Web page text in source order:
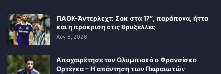
ΠΑΟΚ-Άντερλεχτ: Σοκ στα 17″, παράπονα, ήττα
και η πρόκριση στις Βρυξέλλες
Αυγ 6, 2026
Αποχαιρέτησε τον Ολυμπιακό ο Φρανσίσκο
Ορτέγκα – Η απάντηση των Πειραιωτών